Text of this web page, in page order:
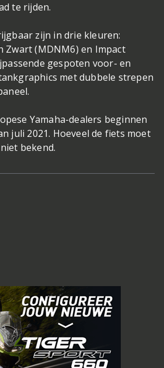
te rijden.
zijn in drie kleuren:
Zwart (MDNM6) en Impact
gespoten voor- en
met dubbele strepen
Yamaha-dealers beginnen
juli 2021. Hoeveel de fiets moet
bekend.